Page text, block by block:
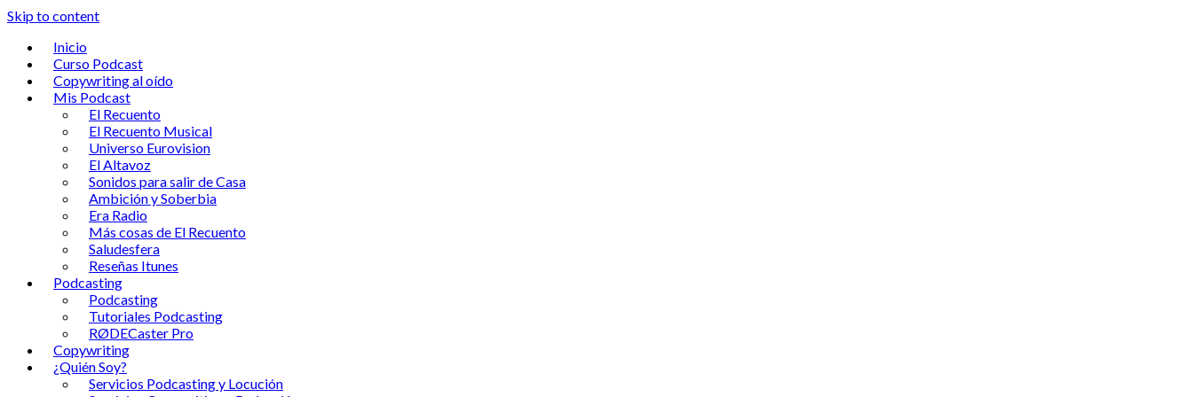
Skip to content
Inicio
Curso Podcast
Copywriting al oído
Mis Podcast
El Recuento
El Recuento Musical
Universo Eurovision
El Altavoz
Sonidos para salir de Casa
Ambición y Soberbia
Era Radio
Más cosas de El Recuento
Saludesfera
Reseñas Itunes
Podcasting
Podcasting
Tutoriales Podcasting
RØDECaster Pro
Copywriting
¿Quién Soy?
Servicios Podcasting y Locución